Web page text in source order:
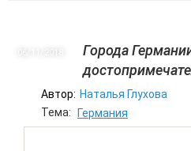
Города
Автор: Наталья Глухова
Тема:
Германия